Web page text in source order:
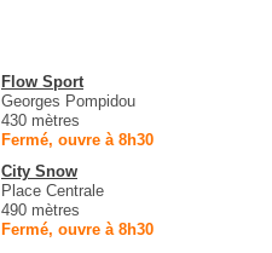
Flow Sport
Georges Pompidou
430 mètres
Fermé, ouvre à 8h30
City Snow
Place Centrale
490 mètres
Fermé, ouvre à 8h30